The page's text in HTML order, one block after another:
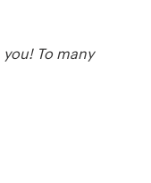
To many